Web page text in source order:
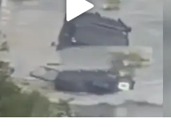
Play